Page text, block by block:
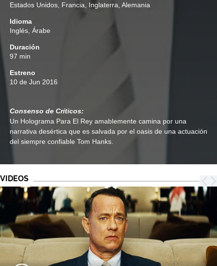
Estados Unidos, Francia, Inglaterra, Alemania
Idioma
Inglés, Árabe
Duración
97 min
Estreno
10 de Jun 2016
Consenso de Críticos:
Un Holograma Para El Rey amablemente camina por una
narrativa desértica que es salvada por el oasis de una actuación
del siempre confiable Tom Hanks.
VIDEOS